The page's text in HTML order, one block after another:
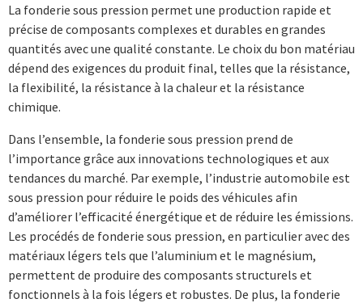
La fonderie sous pression permet une production rapide et
précise de composants complexes et durables en grandes
quantités avec une qualité constante. Le choix du bon matériau
dépend des exigences du produit final, telles que la résistance,
la flexibilité, la résistance à la chaleur et la résistance
chimique.
Dans l’ensemble, la fonderie sous pression prend de
l’importance grâce aux innovations technologiques et aux
tendances du marché. Par exemple, l’industrie automobile est
sous pression pour réduire le poids des véhicules afin
d’améliorer l’efficacité énergétique et de réduire les émissions.
Les procédés de fonderie sous pression, en particulier avec des
matériaux légers tels que l’aluminium et le magnésium,
permettent de produire des composants structurels et
fonctionnels à la fois légers et robustes. De plus, la fonderie